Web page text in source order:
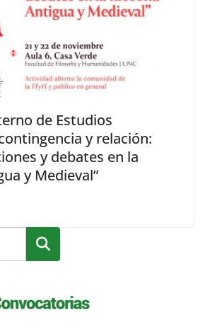
de Estudios
y relación:
y debates en la
y Medieval”
Buscar